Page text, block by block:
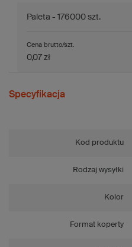
Paleta - 176000 szt.
Cena brutto/szt.
0,07 zł
Specyfikacja
Kod produktu
Rodzaj wysyłki
Kolor
Format koperty